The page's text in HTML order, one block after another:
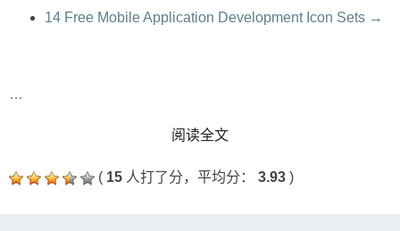
14 Free Mobile Application Development Icon Sets →
…
阅读全文READ MORE
( 15 人打了分，平均分： 3.93 )